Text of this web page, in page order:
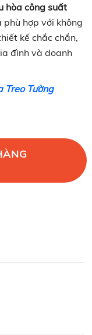
hòa công suất
phù hợp với không
kế chắc chắn,
đình và doanh
Treo Tường